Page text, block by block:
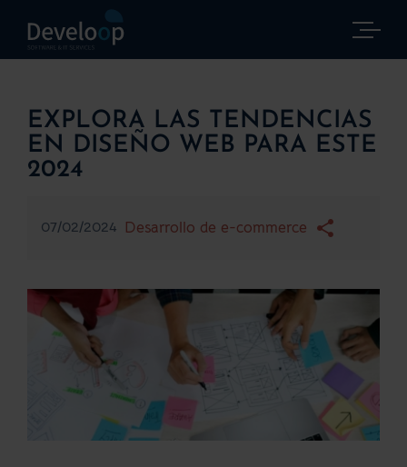
EXPLORA LAS TENDENCIAS
EN DISEÑO WEB PARA ESTE
2024
07/02/2024 Desarrollo de e-commerce
Ver
imagen